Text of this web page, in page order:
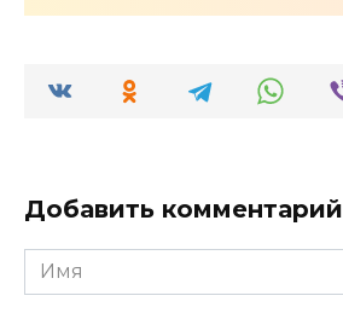
Добавить комментарий
Имя
*